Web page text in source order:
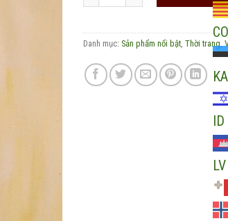
CO
KA
ID
LV
Danh mục: Sản phẩm nổi bật Thời trang